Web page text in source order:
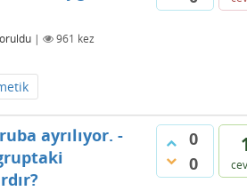
| 961 kez
0
0
ayrılıyor. -